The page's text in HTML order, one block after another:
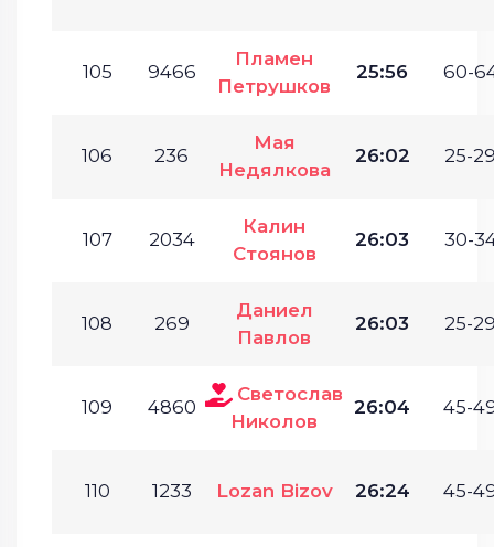
105 9466
Пламен
Петрушков
25:56 60-
106 236
Мая
Недялкова
26:02 25-
107 2034
Калин
Стоянов
26:03 30-
108 269
Даниел
Павлов
26:03 25-
109 4860
Светослав
Николов
26:04 45-
110 1233 Lozan Bizov 26:24 45-